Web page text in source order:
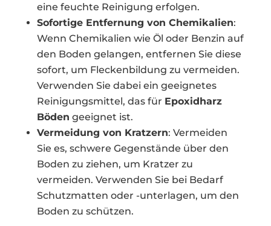
eine feuchte Reinigung erfolgen.
Sofortige Entfernung von Chemikalien:
Wenn Chemikalien wie Öl oder Benzin auf
den Boden gelangen, entfernen Sie diese
sofort, um Fleckenbildung zu vermeiden.
Verwenden Sie dabei ein geeignetes
Reinigungsmittel, das für Epoxidharz
Böden geeignet ist.
Vermeidung von Kratzern: Vermeiden
Sie es, schwere Gegenstände über den
Boden zu ziehen, um Kratzer zu
vermeiden. Verwenden Sie bei Bedarf
Schutzmatten oder -unterlagen, um den
Boden zu schützen.